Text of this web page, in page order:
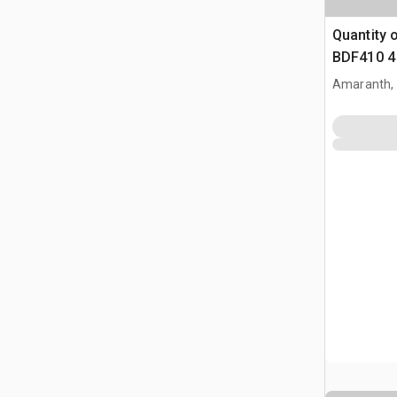
Quantity
BDF410
Boat
Amaranth,